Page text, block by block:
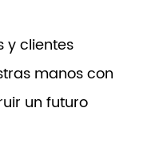
y clientes
manos con
un futuro